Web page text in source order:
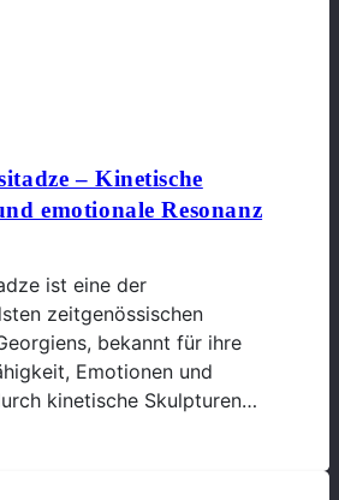
– Kinetische
emotionale Resonanz
ist eine der
zeitgenössischen
bekannt für ihre
Emotionen und
kinetische Skulpturen…